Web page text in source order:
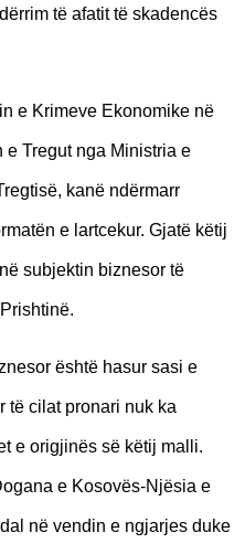
të afatit të skadencës
e Krimeve Ekonomike në
e Tregut nga Ministria e
kanë ndërmarr
e lartcekur. Gjatë këtij
subjektin biznesor të
është hasur sasi e
të cilat pronari nuk ka
e origjinës së këtij malli.
e Kosovës-Njësia e
në vendin e ngjarjes duke